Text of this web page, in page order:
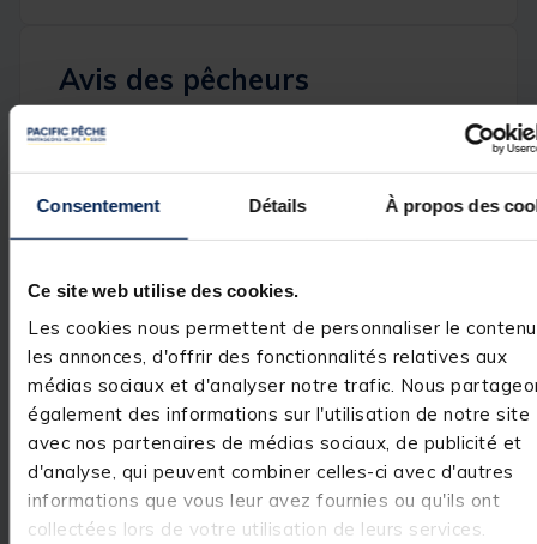
Consentement Détails À propos des
Ce site web utilise des cookies.
Les cookies nous permettent de personnaliser le
les annonces, d'offrir des fonctionnalités relatives aux
médias sociaux et d'analyser notre trafic. Nous
également des informations sur l'utilisation de notre site
avec nos partenaires de médias sociaux, de publicité et
d'analyse, qui peuvent combiner celles-ci avec d'autres
informations que vous leur avez fournies ou qu'ils ont
collectées lors de votre utilisation de leurs services.
Avis des pêcheurs
Voir tous les avis sur ce site
5étoiles
0
4 étoiles
0
3étoiles
0
2étoiles
0
1étoile 1
Décu. Mauvais collage
pieds. Article
premier montage.
très beau.
Avis du 27/05/2026 , suite
Johan P.
Utile(1) Signaler
Réponse de
pacificpeche.com